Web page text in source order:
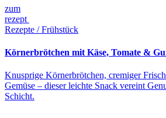
zum
rezept
Rezepte / Frühstück
Körnerbrötchen mit Käse, Tomate &
Knusprige Körnerbrötchen, cremiger
Gemüse – dieser leichte Snack vereint
Schicht.